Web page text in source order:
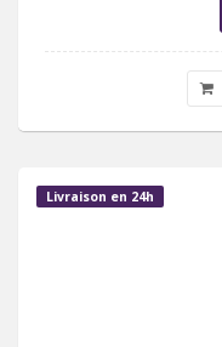
Livraison en 24h